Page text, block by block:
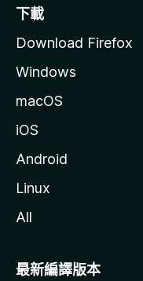
下載
Download Firefox
Windows
macOS
iOS
Android
Linux
All
最新編譯版本